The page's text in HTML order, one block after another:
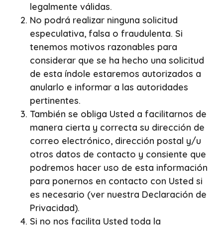
legalmente válidas.
No podrá realizar ninguna solicitud
especulativa, falsa o fraudulenta. Si
tenemos motivos razonables para
considerar que se ha hecho una solicitud
de esta índole estaremos autorizados a
anularlo e informar a las autoridades
pertinentes.
También se obliga Usted a facilitarnos de
manera cierta y correcta su dirección de
correo electrónico, dirección postal y/u
otros datos de contacto y consiente que
podremos hacer uso de esta información
para ponernos en contacto con Usted si
es necesario (ver nuestra Declaración de
Privacidad).
Si no nos facilita Usted toda la